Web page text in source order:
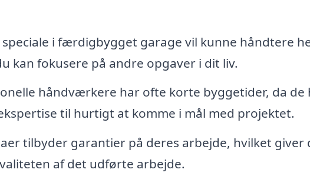
i færdigbygget garage vil kunne håndtere
kan fokusere på andre opgaver i dit liv.
håndværkere har ofte korte byggetider, da de
til hurtigt at komme i mål med projektet.
tilbyder garantier på deres arbejde, hvilket giver
af det udførte arbejde.